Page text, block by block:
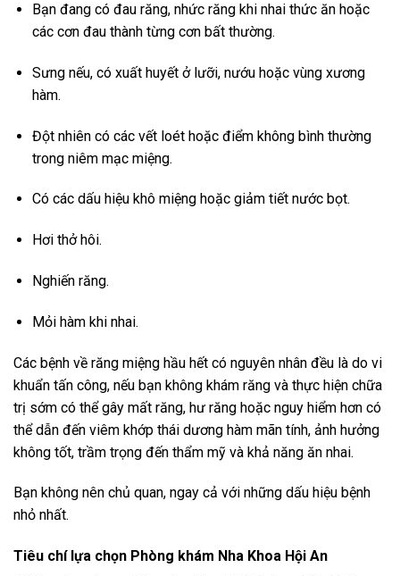
Bạn đang có đau răng, nhức răng khi nhai thức ăn hoặc
các cơn đau thành từng cơn bất thường.
Sưng nếu, có xuất huyết ở lưỡi, nướu hoặc vùng xương
hàm.
Đột nhiên có các vết loét hoặc điểm không bình thường
trong niêm mạc miệng.
Có các dấu hiệu khô miệng hoặc giảm tiết nước bọt.
Hơi thở hôi.
Nghiến răng.
Mỏi hàm khi nhai.
Các bệnh về răng miệng hầu hết có nguyên nhân đều là do vi
khuẩn tấn công, nếu bạn không khám răng và thực hiện chữa
trị sớm có thể gây mất răng, hư răng hoặc nguy hiểm hơn có
thể dẫn đến viêm khớp thái dương hàm mãn tính, ảnh hưởng
không tốt, trầm trọng đến thẩm mỹ và khả năng ăn nhai.
Bạn không nên chủ quan, ngay cả với những dấu hiệu bệnh
nhỏ nhất.
Tiêu chí lựa chọn Phòng khám Nha Khoa Hội An